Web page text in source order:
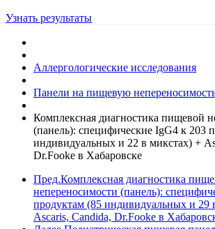
Узнать результаты
Аллергологические исследования
Панели на пищевую
Комплексная диагностика пищевой
(панель): специфические IgG4 к 203
индивидуальных и 22 в микстах) +
Dr.Fooke в Хабаровске
Пред.Комплексная диагностика
непереносимости (панель):
продуктам (85 индивидуальных и 29
Ascaris, Candida, Dr.Fooke в